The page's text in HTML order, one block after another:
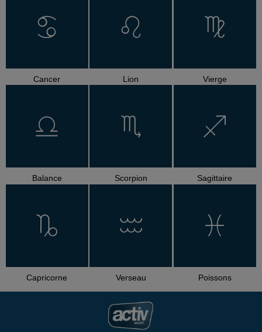
Cancer Lion Vierge
Balance Scorpion Sagittaire
Capricorne Verseau Poissons